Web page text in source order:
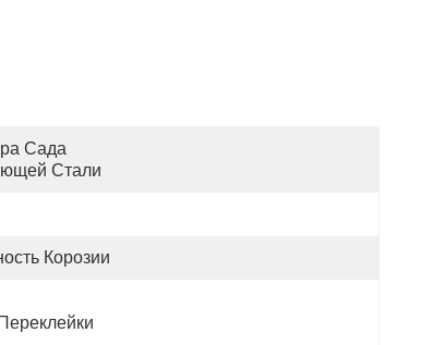
Сада
Стали
Корозии